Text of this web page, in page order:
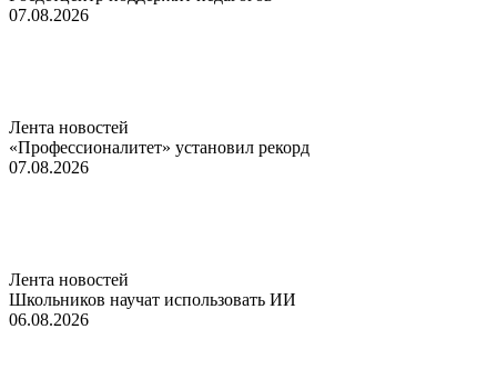
07.08.2026
Лента новостей
«Профессионалитет» установил рекорд
07.08.2026
Лента новостей
Школьников научат использовать ИИ
06.08.2026